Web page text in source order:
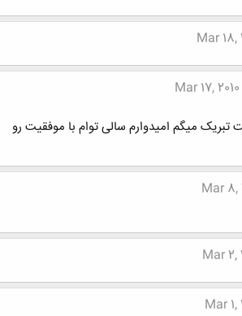
Mar 18,
Mar 17, 2010
میگم امیدوارم سالی توام با موفقیت رو
Mar 8,
Mar 2,
Mar 1,